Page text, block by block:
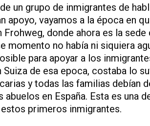
un grupo de inmigrantes de
apoyo, vayamos a la época en
donde ahora es la sede
momento no había ni siquiera
para apoyar a los
de esa epoca, costaba lo
y todas las familias debían
en España. Esta es una
primeros inmigrantes.